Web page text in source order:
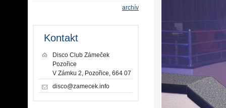
archív
Kontakt
Disco Club Zámeček
Pozořice
V Zámku 2, Pozořice, 664 07
disco@zamecek.info